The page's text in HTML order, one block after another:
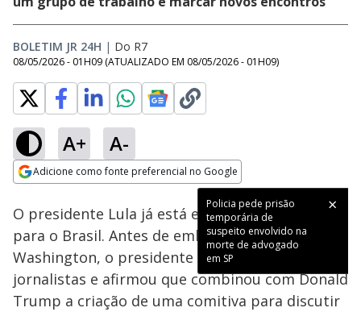
BOLETIM JR 24H | Do R7
08/05/2026 - 01H09 (ATUALIZADO EM 08/05/2026 - 01H09)
A+ A-
Adicione como fonte preferencial no Google
Policia pede prisão
temporária de
suspeito envolvido na
morte de advogado
em SP
Ativar
:
38.76%
O presidente Lula já está em viagem de volta
para o Brasil. Antes de embarcar em
Washington, o presidente conversou com
jornalistas e afirmou que combinou com Donald
Trump a criação de uma comitiva para discutir